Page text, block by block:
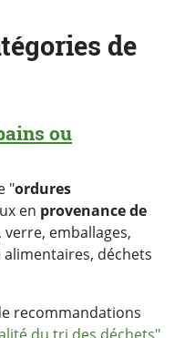
de
ou
"ordures
en provenance de
emballages,
déchets
recommandations